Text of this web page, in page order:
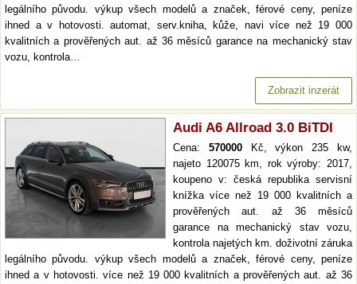
legálního původu. výkup všech modelů a značek, férové ceny, peníze
ihned a v hotovosti. automat, serv.kniha, kůže, navi více než 19 000
kvalitních a prověřených aut. až 36 měsíců garance na mechanický stav
vozu, kontrola…
Zobrazit inzerát
Audi A6 Allroad 3.0 BiTDI
Cena: 570000Kč, výkon 235 kw,
najeto 120075 km, rok výroby: 2017,
koupeno v: česká republika servisní
knížka více než 19 000 kvalitních a
prověřených aut. až 36 měsíců
garance na mechanický stav vozu,
kontrola najetých km. doživotní záruka
legálního původu. výkup všech modelů a značek, férové ceny, peníze
ihned a v hotovosti. více než 19 000 kvalitních a prověřených aut. až 36